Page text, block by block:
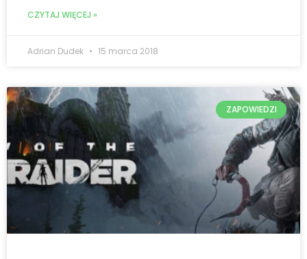
CZYTAJ WIĘCEJ »
Adrian Dudek 15 marca 2018
ZAPOWIEDZI